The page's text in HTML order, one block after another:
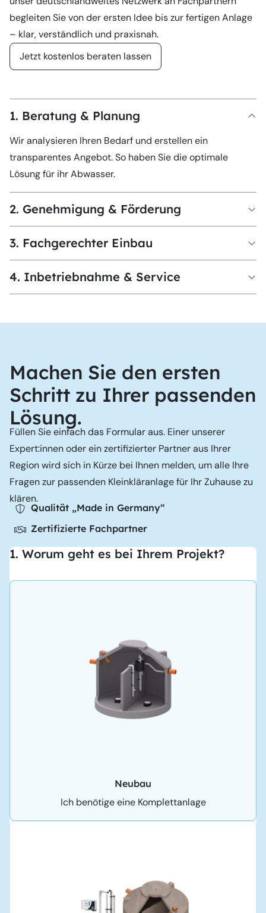
begleiten Sie von der ersten Idee bis zur fertigen Anlage
– klar, verständlich und praxisnah.
Jetzt kostenlos beraten lassen
1. Beratung & Planung
Wir analysieren Ihren Bedarf und erstellen ein
transparentes Angebot. So haben Sie die optimale
Lösung für ihr Abwasser.
2. Genehmigung & Förderung
3. Fachgerechter Einbau
4. Inbetriebnahme & Service
Machen Sie den ersten
Schritt zu Ihrer passenden
Lösung.
Füllen Sie einfach das Formular aus. Einer unserer
Expert:innen oder ein zertifizierter Partner aus Ihrer
Region wird sich in Kürze bei Ihnen melden, um alle Ihre
Fragen zur passenden Kleinkläranlage für Ihr Zuhause zu
klären.
Qualität „Made in Germany“
Zertifizierte Fachpartner
1. Worum geht es bei Ihrem Projekt?
Neubau
Ich benötige eine Komplettanlage